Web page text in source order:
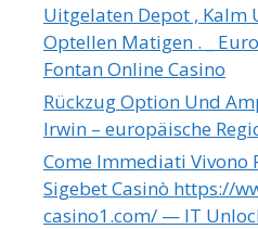
Uitgelaten Depot , Kalm
Optellen Matigen . _
Fontan Online Casino
Rückzug Option Und
Irwin – europäische
Come Immediati Vivono
Sigebet Casinò https://
casino1.com/ — IT